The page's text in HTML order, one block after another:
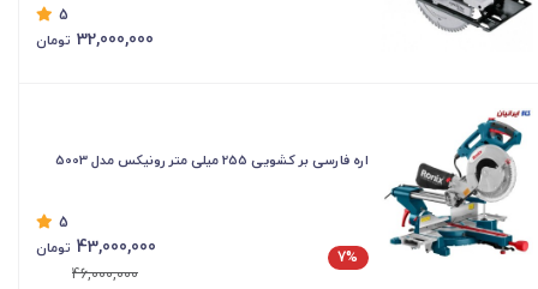
5
32,000,000 تومان
اره فارسی بر کشویی 255 میلی متر رونیکس مدل 5003
5
7%
43,000,000 تومان
46,000,000